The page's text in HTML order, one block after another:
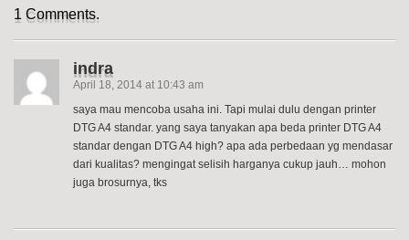
1 Comments.
indra
April 18, 2014 at 10:43 am
saya mau mencoba usaha ini. Tapi mulai dulu dengan printer
DTG A4 standar. yang saya tanyakan apa beda printer DTG A4
standar dengan DTG A4 high? apa ada perbedaan yg mendasar
dari kualitas? mengingat selisih harganya cukup jauh… mohon
juga brosurnya, tks